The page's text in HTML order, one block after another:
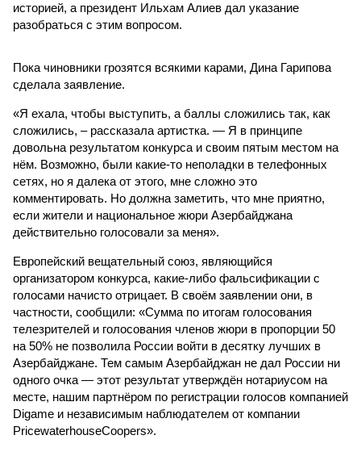
историей, а президент Ильхам Алиев дал указание
разобраться с этим вопросом.
Пока чиновники грозятся всякими карами, Дина Гарипова
сделала заявление.
«Я ехала, чтобы выступить, а баллы сложились так, как
сложились, – рассказала артистка. — Я в принципе
довольна результатом конкурса и своим пятым местом на
нём. Возможно, были какие-то неполадки в телефонных
сетях, но я далека от этого, мне сложно это
комментировать. Но должна заметить, что мне приятно,
если жители и национальное жюри Азербайджана
действительно голосовали за меня».
Европейский вещательный союз, являющийся
организатором конкурса, какие-либо фальсификации с
голосами начисто отрицает. В своём заявлении они, в
частности, сообщили: «Сумма по итогам голосования
телезрителей и голосования членов жюри в пропорции 50
на 50% не позволила России войти в десятку лучших в
Азербайджане. Тем самым Азербайджан не дал России ни
одного очка — этот результат утверждён нотариусом на
месте, нашим партнёром по регистрации голосов компанией
Digame и независимым наблюдателем от компании
PricewaterhouseCoopers».